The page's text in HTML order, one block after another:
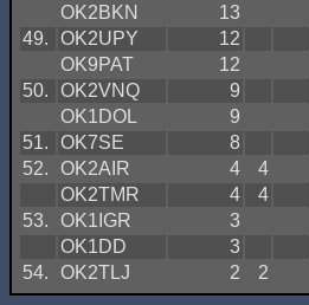
OK2BKN
13
49.
OK2UPY 12
OK9PAT
12
50.
OK2VNQ 9
OK1DOL
9
51.
OK7SE 8
52.
OK2AIR 4
4
OK2TMR
4
4
53.
OK1IGR
3
OK1DD
3
54.
OK2TLJ 2 2